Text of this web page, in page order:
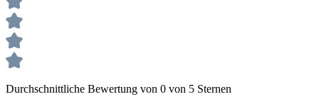
Durchschnittliche Bewertung von 0 von 5 Sternen